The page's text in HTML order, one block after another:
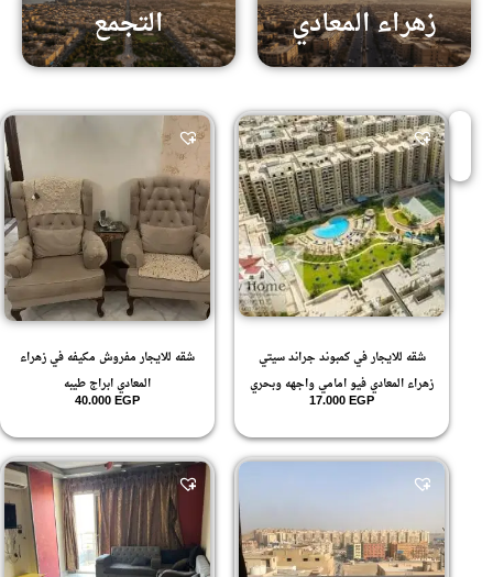
زهراء المعادي التجمع
شقه للايجار في كمبوند جراند سيتي
زهراء المعادي فيو امامي واجهه وبحري
17.000EGP
شقه للايجار مفروش مكيفه في زهراء
المعادي ابراج طيبه
40.000EGP